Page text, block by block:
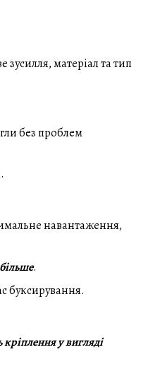
матеріал та тип
без проблем
навантаження,
.
буксирування.
у вигляді